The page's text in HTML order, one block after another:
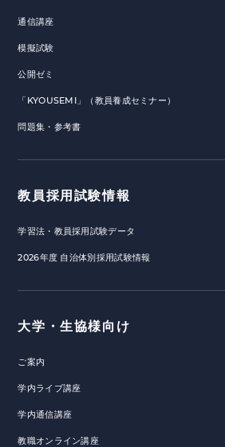
通信講座
模擬試験
公開ゼミ
「KYOUSEMI」（教員養成セミナー）
問題集・参考書
教員採用試験情報
学習法・教員採用試験データ
2026年度 自治体別採用試験情報
大学・生協様向け
ご案内
学内ライブ講座
学内通信講座
教職オンライン講座